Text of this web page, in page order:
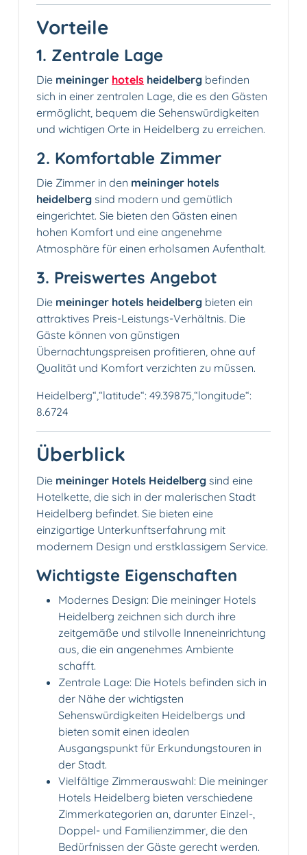
Vorteile
1. Zentrale Lage
Die meininger hotels heidelberg befinden
sich in einer zentralen Lage, die es den Gästen
ermöglicht, bequem die Sehenswürdigkeiten
und wichtigen Orte in Heidelberg zu erreichen.
2. Komfortable Zimmer️
Die Zimmer in den meininger hotels
heidelberg sind modern und gemütlich
eingerichtet. Sie bieten den Gästen einen
hohen Komfort und eine angenehme
Atmosphäre für einen erholsamen Aufenthalt.
3. Preiswertes Angebot
Die meininger hotels heidelberg bieten ein
attraktives Preis-Leistungs-Verhältnis. Die
Gäste können von günstigen
Übernachtungspreisen profitieren, ohne auf
Qualität und Komfort verzichten zu müssen.
Heidelberg“,“latitude“: 49.39875,“longitude“:
8.6724
Überblick
Die meininger Hotels Heidelberg sind eine
Hotelkette, die sich in der malerischen Stadt
Heidelberg befindet. Sie bieten eine
einzigartige Unterkunftserfahrung mit
modernem Design und erstklassigem Service.
Wichtigste Eigenschaften
Modernes Design: Die meininger Hotels
Heidelberg zeichnen sich durch ihre
zeitgemäße und stilvolle Inneneinrichtung
aus, die ein angenehmes Ambiente
schafft.
Zentrale Lage: Die Hotels befinden sich in
der Nähe der wichtigsten
Sehenswürdigkeiten Heidelbergs und
bieten somit einen idealen
Ausgangspunkt für Erkundungstouren in
der Stadt.
Vielfältige Zimmerauswahl: Die meininger
Hotels Heidelberg bieten verschiedene
Zimmerkategorien an, darunter Einzel-,
Doppel- und Familienzimmer, die den
Bedürfnissen der Gäste gerecht werden.